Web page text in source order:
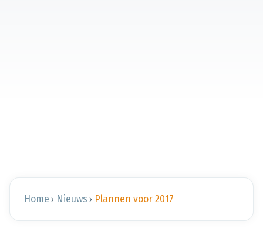
Home › Nieuws › Plannen voor 2017